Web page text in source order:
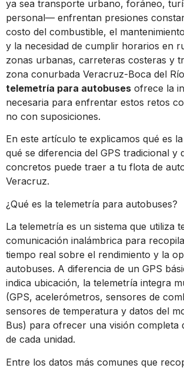
ya sea transporte urbano, foráneo,
personal— enfrentan presiones
costo del combustible, el
y la necesidad de cumplir horarios en
zonas urbanas, carreteras costeras y
zona conurbada Veracruz-Boca del
telemetría para autobuses ofrece la
necesaria para enfrentar estos retos
no con suposiciones.
En este artículo te explicamos qué es
qué se diferencia del GPS tradicional y
concretos puede traer a tu flota de
Veracruz.
¿Qué es la telemetría para autobuses?
La telemetría es un sistema que utiliza
comunicación inalámbrica para
tiempo real sobre el rendimiento y la
autobuses. A diferencia de un GPS
indica ubicación, la telemetría integra
(GPS, acelerómetros, sensores de
sensores de temperatura y datos del
Bus) para ofrecer una visión completa
de cada unidad.
Entre los datos más comunes que